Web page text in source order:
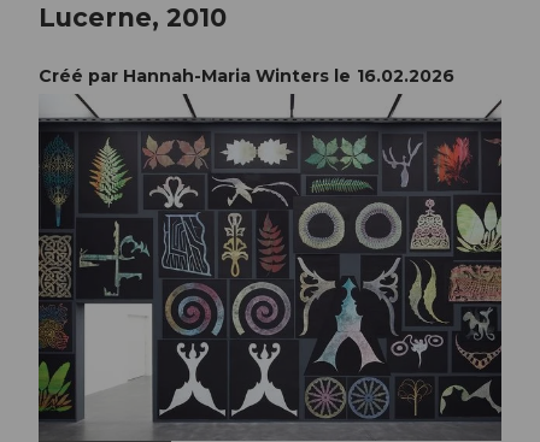
Lucerne, 2010
Créé par Hannah-Maria Winters le 16.02.2026